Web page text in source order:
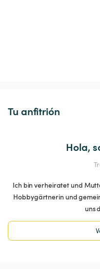
Tu anfitrión
Hola,
Ich bin verheiratet und
Hobbygärtnerin und
uns